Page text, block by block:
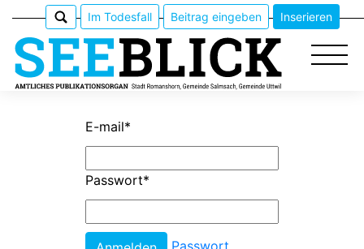
Veranstaltungen
Erlebnisführer
Im Todesfall Beitrag eingeben Inserieren
E-mail*
Passwort*
Passwort